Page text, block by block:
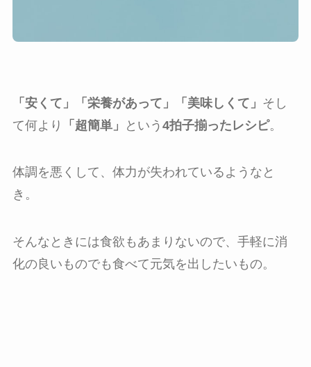
「安くて」「栄養があって」「美味しくて」 そし
て何より
「超簡単」 という 4拍子揃ったレシピ。
体調を悪くして、体力が失われているようなと
き。
そんなときには食欲もあまりないので、手軽に消
化の良いものでも食べて元気を出したいもの。